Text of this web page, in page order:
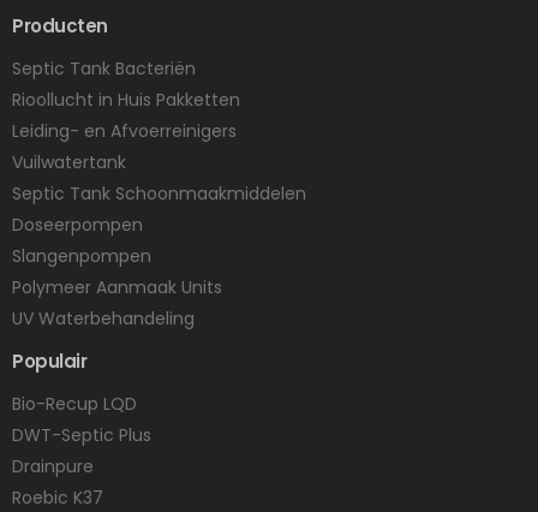
Producten
Septic Tank Bacteriën
Rioollucht in Huis Pakketten
Leiding- en Afvoerreinigers
Vuilwatertank
Septic Tank Schoonmaakmiddelen
Doseerpompen
Slangenpompen
Polymeer Aanmaak Units
UV Waterbehandeling
Populair
Bio-Recup LQD
DWT-Septic Plus
Drainpure
Roebic K37